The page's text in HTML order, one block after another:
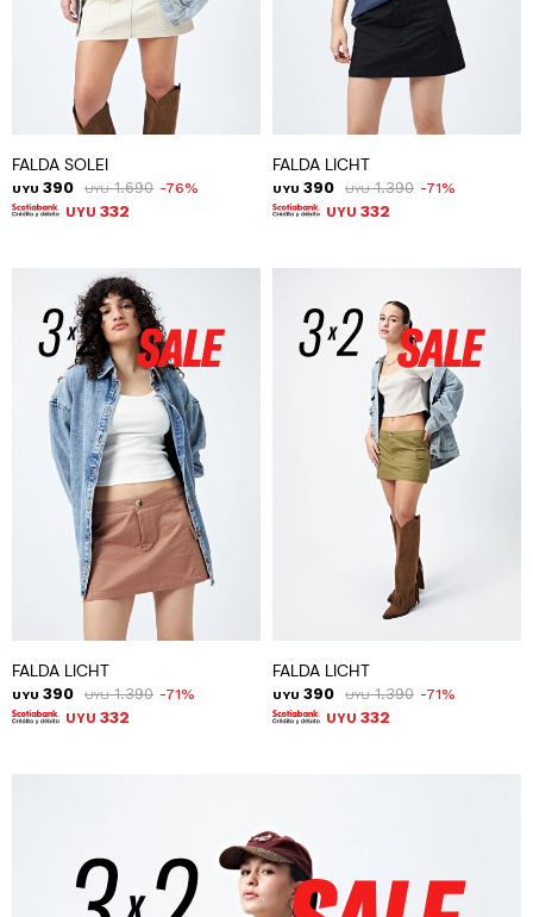
FALDA SOLEI
UYU 390 UYU 1.690 76
UYU 332
FALDA LICHT
UYU 390 UYU 1.390 71
UYU 332
FALDA LICHT
UYU 390 UYU 1.390 71
UYU 332
FALDA LICHT
UYU 390 UYU 1.390 71
UYU 332